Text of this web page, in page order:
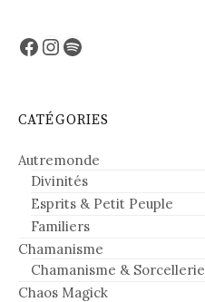
Facebook
Instagram
Spotify
CATÉGORIES
Autremonde
Divinités
Esprits & Petit Peuple
Familiers
Chamanisme
Chamanisme & Sorcellerie
Chaos Magick